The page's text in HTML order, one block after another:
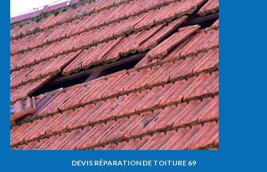
DEVIS RÉPARATION DE TOITURE 69